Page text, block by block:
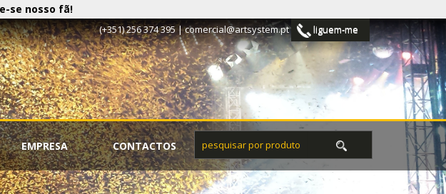
(+351) 256 374 395 |comercial@artsystem.pt liguem-me
se nosso fã!
EMPRESA CONTACTOS